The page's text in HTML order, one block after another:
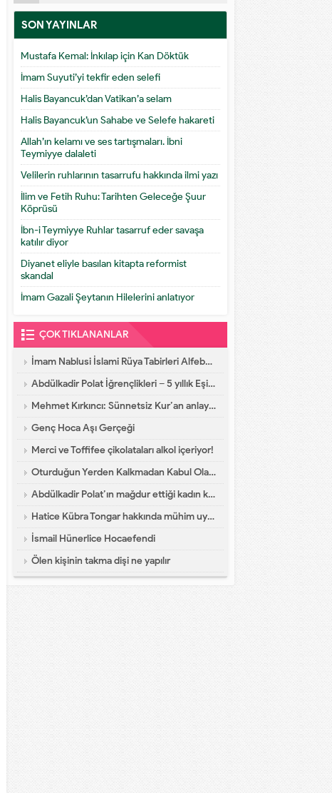
SON YAYINLAR
Mustafa Kemal: İnkılap için Kan Döktük
İmam Suyuti’yi tekfir eden selefi
Halis Bayancuk’dan Vatikan’a selam
Halis Bayancuk’un Sahabe ve Selefe hakareti
Allah’ın kelamı ve ses tartışmaları. İbni
Teymiyye dalaleti
Velilerin ruhlarının tasarrufu hakkında ilmi yazı
İlim ve Fetih Ruhu: Tarihten Geleceğe Şuur
Köprüsü
İbn-i Teymiyye Ruhlar tasarruf eder savaşa
katılır diyor
Diyanet eliyle basılan kitapta reformist
skandal
İmam Gazali Şeytanın Hilelerini anlatıyor
ÇOK TIKLANANLAR
İmam Nablusi İslami Rüya Tabirleri Alfebatik Sıra
Abdülkadir Polat İğrençlikleri – 5 yıllık Eşinin İtirafları
Mehmet Kırkıncı: Sünnetsiz Kur’an anlayışı hastalıktır, dalalettir!
Genç Hoca Aşı Gerçeği
Merci ve Toffifee çikolataları alkol içeriyor!
Oturduğun Yerden Kalkmadan Kabul Olacak Dua
Abdülkadir Polat’ın mağdur ettiği kadın konuştu
Hatice Kübra Tongar hakkında mühim uyarı
İsmail Hünerlice Hocaefendi
Ölen kişinin takma dişi ne yapılır